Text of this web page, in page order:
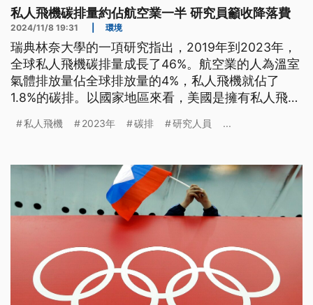
私人飛機碳排量約佔航空業一半 研究員籲收降落費
2024/11/8 19:31 環境
瑞典林奈大學的一項研究指出，2019年到2023年，
全球私人飛機碳排量成長了46%。航空業的人為溫室
氣體排放量佔全球排放量的4%，私人飛機就佔了
1.8%的碳排。以國家地區來看，美國是擁有私人飛機
環境損害的程度，對使用者徵稅或是降落費。
私人飛機 2023年 碳排 研究人員 ...